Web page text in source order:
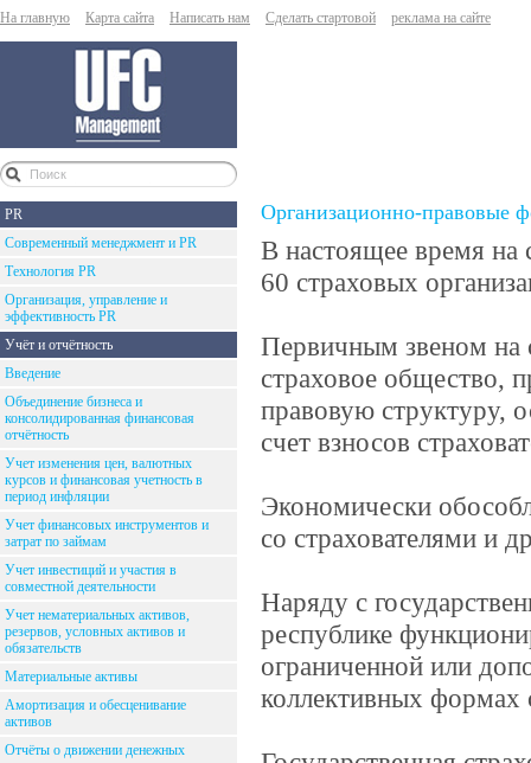
На главную Карта сайта Написать нам Сделать стартовой реклама на сайте
PR
Современный менеджмент и PR
Технология PR
Организация, управление и
эффективность PR
Учёт и отчётность
Введение
Объединение бизнеса и
консолидированная финансовая
отчётность
Учет изменения цен, валютных
курсов и финансовая учетность в
период инфляции
Учет финансовых инструментов и
затрат по займам
Учет инвестиций и участия в
совместной деятельности
Учет нематериальных активов,
резервов, условных активов и
обязательств
Материальные активы
Амортизация и обесценивание
активов
Отчёты о движении денежных
Организационно-правовые
В настоящее время на
60 страховых
Первичным звеном на
страховое общество,
правовую структуру,
счет взносов
Экономически
со страхователями и
Наряду с
республике
ограниченной или
коллективных формах